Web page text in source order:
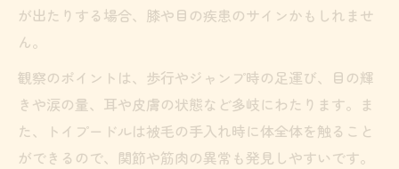
が出たりする場合、膝や目の疾患のサインかもしれませ
ん。
観察のポイントは、歩行やジャンプ時の足運び、目の輝
きや涙の量、耳や皮膚の状態など多岐にわたります。ま
た、トイプードルは被毛の手入れ時に体全体を触ること
ができるので、関節や筋肉の異常も発見しやすいです。